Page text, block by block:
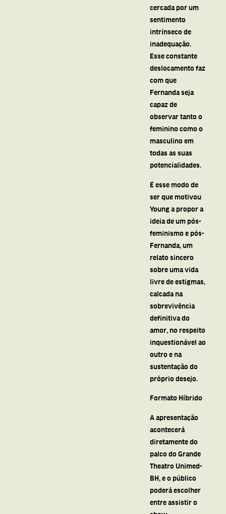
cercada por um
sentimento
intrínseco de
inadequação.
Esse constante
deslocamento faz
com que
Fernanda seja
capaz de
observar tanto o
feminino como o
masculino em
todas as suas
potencialidades.
É esse modo de
ser que motivou
Young a propor a
ideia de um pós-
feminismo e pós-
Fernanda, um
relato sincero
sobre uma vida
livre de estigmas,
calcada na
sobrevivência
definitiva do
amor, no respeito
inquestionável ao
outro e na
sustentação do
próprio desejo.
Formato Híbrido
A apresentação
acontecerá
diretamente do
palco do Grande
Theatro Unimed-
BH, e o público
poderá escolher
entre assistir o